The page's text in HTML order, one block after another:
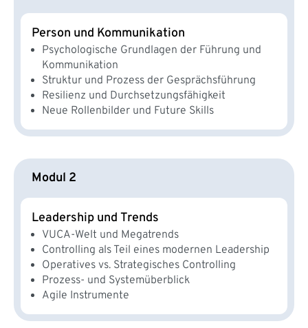
Person und Kommunikation
Psychologische Grundlagen der Führung und
Kommunikation
Struktur und Prozess der Gesprächsführung
Resilienz und Durchsetzungsfähigkeit
Neue Rollenbilder und Future Skills
Modul 2
Leadership und Trends
VUCA-Welt und Megatrends
Controlling als Teil eines modernen Leadership
Operatives vs. Strategisches Controlling
Prozess- und Systemüberblick
Agile Instrumente